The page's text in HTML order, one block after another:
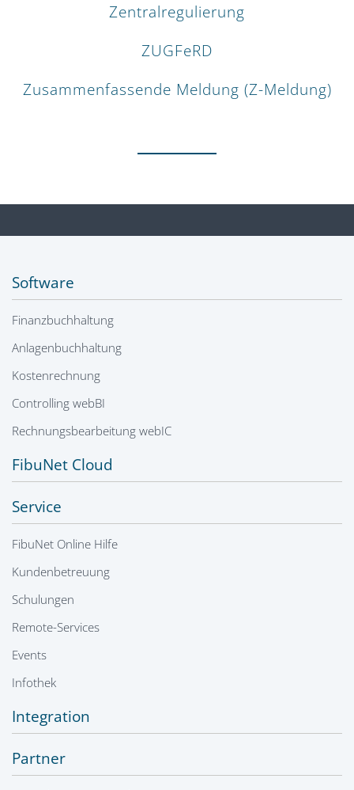
Zentralregulierung
ZUGFeRD
Zusammenfassende Meldung (Z-Meldung)
Software
Finanzbuchhaltung
Anlagenbuchhaltung
Kostenrechnung
Controlling webBI
Rechnungsbearbeitung webIC
FibuNet Cloud
Service
FibuNet Online Hilfe
Kundenbetreuung
Schulungen
Remote-Services
Events
Infothek
Integration
Partner